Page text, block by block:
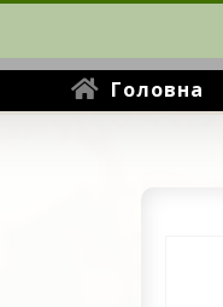
Пошук
Головна